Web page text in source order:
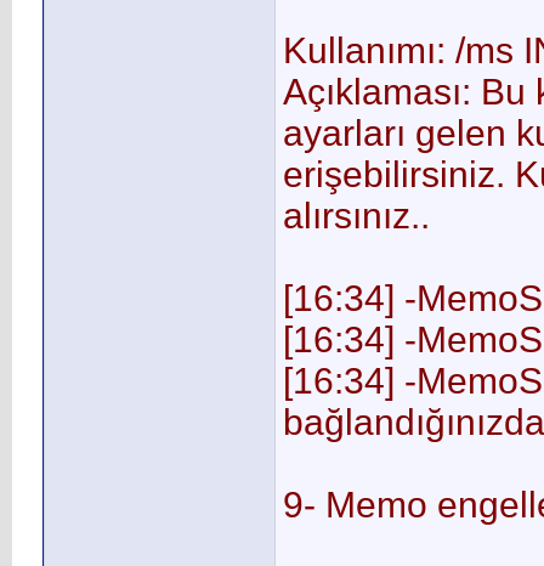
Kullanımı: /ms
Açıklaması:
ayarları gelen
erişebilirsiniz.
alırsınız..
[16:34] -
[16:34] -
[16:34] -
9- Memo